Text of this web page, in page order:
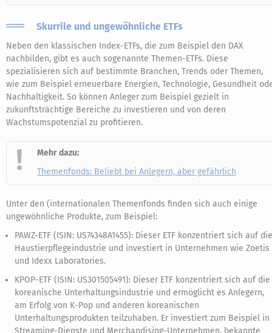
Skurrile und ungewöhnliche ETFs
Neben den klassischen Index-ETFs, die zum Beispiel den DAX
nachbilden, gibt es auch sogenannte Themen-ETFs. Diese
spezialisieren sich auf bestimmte Branchen, Trends oder Themen,
wie zum Beispiel erneuerbare Energien, Technologie, Gesundheit
Nachhaltigkeit. So können Anleger zum Beispiel gezielt in
zukunftsträchtige Bereiche zu investieren und von deren
Wachstumspotenzial zu profitieren.
Mehr dazu:
Themenfonds: Beliebt bei Anlegern, aber gefährlich
Unter den (internationalen Themenfonds finden sich auch einige
ungewöhnliche Produkte, zum Beispiel:
PAWZ-ETF (ISIN: US74348A1455): Dieser ETF konzentriert sich auf die
Haustierpflegeindustrie und investiert in Unternehmen wie Zoetis
und Idexx Laboratories.
KPOP-ETF (ISIN: US301505491): Dieser ETF konzentriert sich auf die
koreanische Unterhaltungsindustrie und ermöglicht es Anlegern,
am Erfolg von K-Pop und anderen koreanischen
Unterhaltungsprodukten teilzuhaben. Er investiert zum Beispiel in
Streaming-Dienste und Merchandising-Unternehmen, bekannte